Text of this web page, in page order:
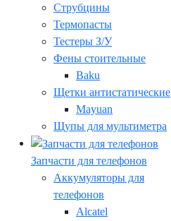
Струбцины
Термопасты
Тестеры З/У
Фены стоительные
Baku
Щетки антистатические
Mayuan
Щупы для мультиметра
Запчасти для телефонов
Аккумуляторы для
телефонов
Alcatel